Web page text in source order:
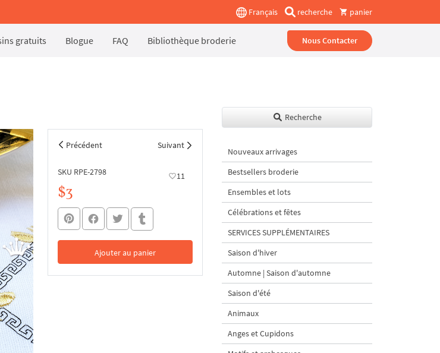
Français recherche panier
gratuits Blogue FAQ Bibliothèque broderie Nous Contacter
Précédent Suivant
SKU RPE-2798 11
$3
Ajouter au panier
Dans le panier
Recherche
Nouveaux arrivages
Bestsellers broderie
Ensembles et lots
Célébrations et fêtes
SERVICES SUPPLÉMENTAIRES
Saison d'hiver
Automne | Saison d'automne
Saison d'été
Animaux
Anges et Cupidons